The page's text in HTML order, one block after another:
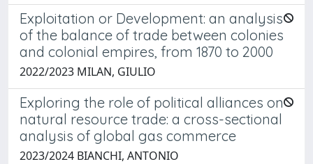
Exploitation or Development: an analysis
of the balance of trade between colonies
and colonial empires, from 1870 to 2000
2022/2023 MILAN, GIULIO
Exploring the role of political alliances on
natural resource trade: a cross-sectional
analysis of global gas commerce
2023/2024 BIANCHI, ANTONIO